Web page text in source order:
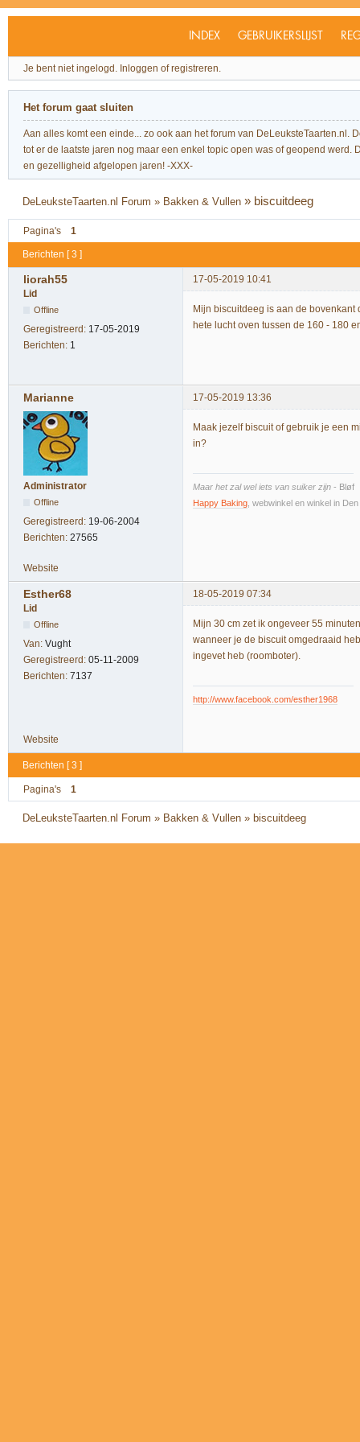
INDEX GEBRUIKERSLIJST
Je bent niet ingelogd. Inloggen of registreren.
Het forum gaat sluiten
Aan alles komt een einde... zo ook aan het forum van
tot er de laatste jaren nog maar een enkel topic open was of geopend
en gezelligheid afgelopen jaren! -XXX-
DeLeuksteTaarten.nl Forum » Bakken & Vullen » biscuitdeeg
Pagina's 1
Berichten [ 3 ]
liorah55
17-05-2019 10:41
Lid
Offline
Geregistreerd: 17-05-2019
Berichten: 1
Mijn biscuitdeeg is aan de bovenkant
hete lucht oven tussen de 160 - 180
Marianne 17-05-2019 13:36
Administrator
Offline
Geregistreerd: 19-06-2004
Berichten: 27565
Maak jezelf biscuit of gebruik je een
in?
Maar het zal wel iets van suiker zijn - Bløf
Happy Baking , webwinkel en winkel in
Website
Esther68
18-05-2019 07:34
Lid
Offline
Van: Vught
Geregistreerd: 05-11-2009
Berichten: 7137
Mijn 30 cm zet ik ongeveer 55
wanneer je de biscuit omgedraaid
ingevet heb (roomboter).
http://www.facebook.com/esther1968
Website
Berichten [ 3 ]
Pagina's 1
DeLeuksteTaarten.nl Forum » Bakken & Vullen » biscuitdeeg